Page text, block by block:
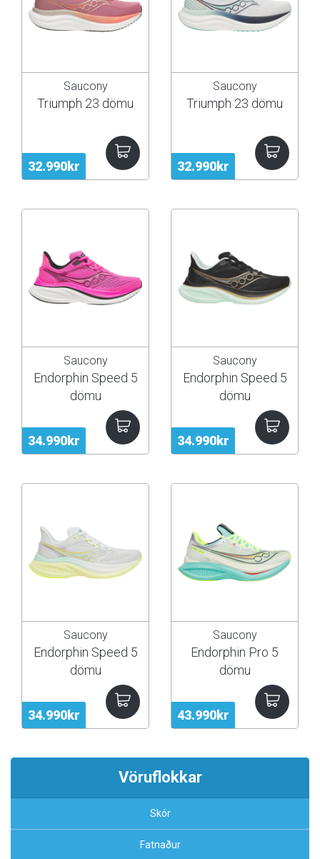
32.990kr
Saucony
Triumph 23 dömu
32.990kr
Saucony
Triumph 23 dömu
34.990kr
Saucony
Endorphin Speed 5
dömu
34.990kr
Saucony
Endorphin Speed 5
dömu
34.990kr
Saucony
Endorphin Speed 5
dömu
43.990kr
Saucony
Endorphin Pro 5
dömu
Vöruflokkar
Skór
Fatnaður